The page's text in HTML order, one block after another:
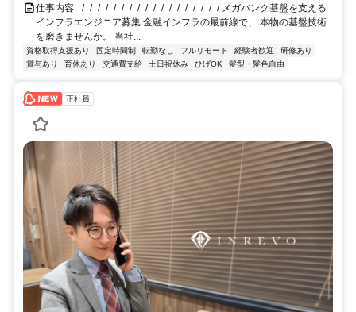
仕事内容 _/_/_/_/_/_/_/_/_/_/_/_/_/_/_/_/_/_/ メガバンク基盤を支える
インフラエンジニア募集 金融インフラの最前線で、 本物の基盤技術
を磨きませんか。 当社...
資格取得支援あり 固定時間制 転勤なし フルリモート 経験者歓迎
研修あり
賞与あり
育休あり 交通費支給 土日祝休み ひげOK 髪型・髪色自由
正社員